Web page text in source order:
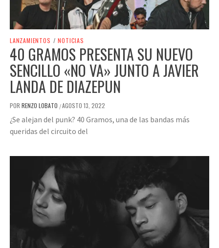
LANZAMIENTOS / NOTICIAS
40 GRAMOS PRESENTA SU NUEVO
SENCILLO «NO VA» JUNTO A JAVIER
LANDA DE DIAZEPUN
POR RENZO LOBATO /AGOSTO 13, 2022
¿Se alejan del punk? 40 Gramos, una de las bandas más
queridas del circuito del